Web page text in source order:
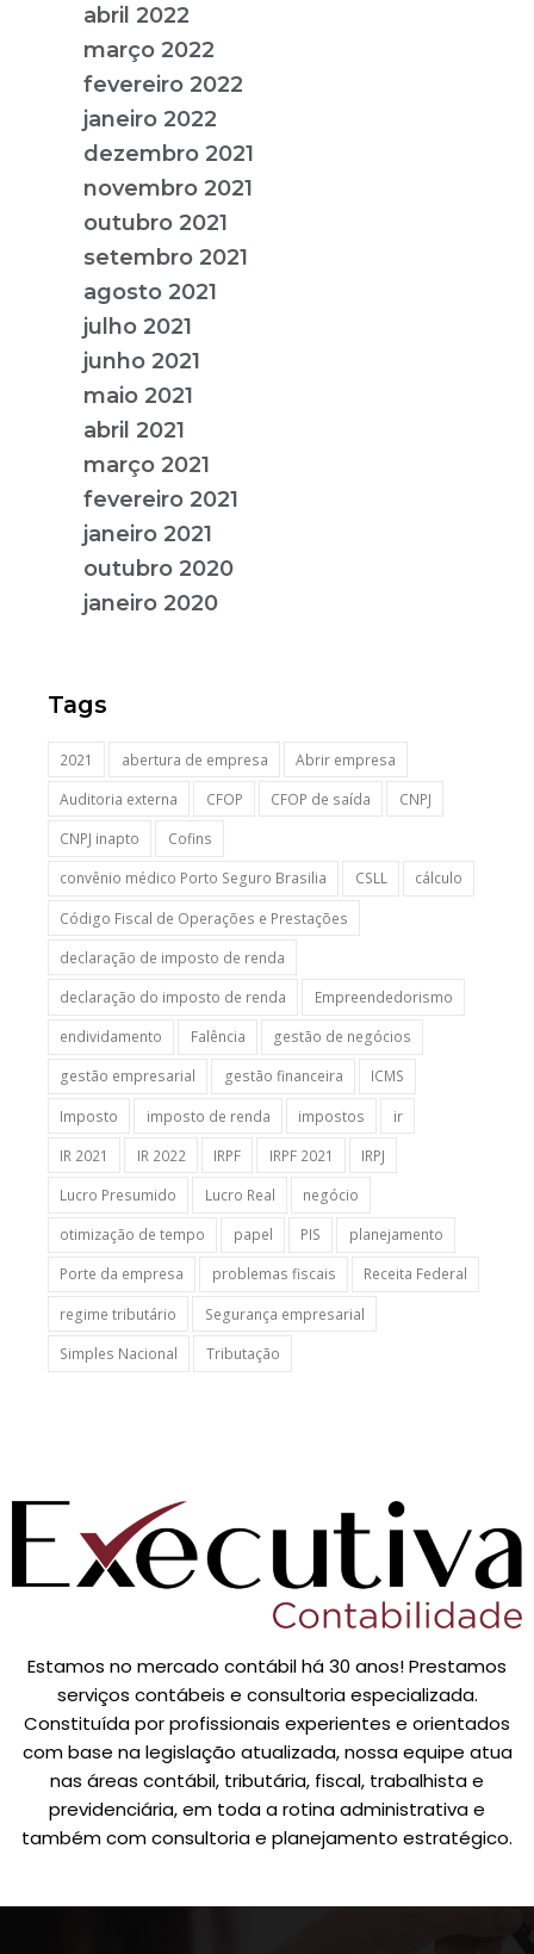
abril 2022
março 2022
fevereiro 2022
janeiro 2022
dezembro 2021
novembro 2021
outubro 2021
setembro 2021
agosto 2021
julho 2021
junho 2021
maio 2021
abril 2021
março 2021
fevereiro 2021
janeiro 2021
outubro 2020
janeiro 2020
Tags
2021 abertura de empresa
Abrir empresa
Auditoria externa
CFOP CFOP de saída
CNPJ
CNPJ inapto
Cofins
convênio médico Porto Seguro Brasilia
CSLL
cálculo
Código Fiscal de Operações e Prestações
declaração de imposto de renda
declaração do imposto de renda
Empreendedorismo
endividamento
Falência
gestão de negócios
gestão empresarial
gestão financeira
ICMS
Imposto
imposto de renda impostos
ir
IR 2021
IR 2022 IRPF IRPF 2021
IRPJ
Lucro Presumido
Lucro Real
negócio
otimização de tempo
papel PIS
planejamento
Porte da empresa
problemas fiscais
Receita Federal
regime tributário
Segurança empresarial
Simples Nacional
Tributação
Estamos no mercado contábil há 30 anos! Prestamos
serviços contábeis e consultoria especializada.
Constituída por profissionais experientes e orientados
com base na legislação atualizada, nossa equipe atua
nas áreas contábil, tributária, fiscal, trabalhista e
previdenciária, em toda a rotina administrativa e
também com consultoria e planejamento estratégico.